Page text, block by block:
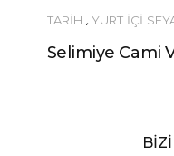
TARİH , YURT İÇİ
Selimiye Cami